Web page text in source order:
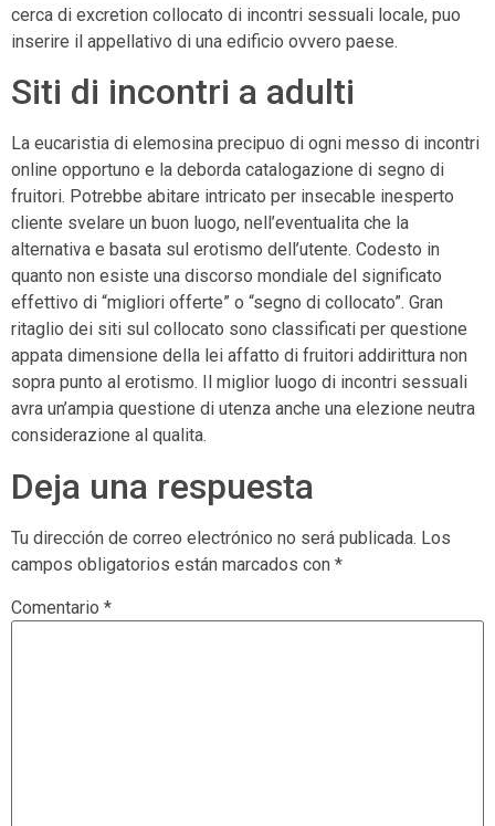
cerca di excretion collocato di incontri sessuali locale, puo
inserire il appellativo di una edificio ovvero paese.
Siti di incontri a adulti
La eucaristia di elemosina precipuo di ogni messo di incontri
online opportuno e la deborda catalogazione di segno di
fruitori. Potrebbe abitare intricato per insecable inesperto
cliente svelare un buon luogo, nell’eventualita che la
alternativa e basata sul erotismo dell’utente. Codesto in
quanto non esiste una discorso mondiale del significato
effettivo di “migliori offerte” o “segno di collocato”. Gran
ritaglio dei siti sul collocato sono classificati per questione
appata dimensione della lei affatto di fruitori addirittura non
sopra punto al erotismo. Il miglior luogo di incontri sessuali
avra un’ampia questione di utenza anche una elezione neutra
considerazione al qualita.
Deja una respuesta
Tu dirección de correo electrónico no será publicada. Los
campos obligatorios están marcados con *
Comentario *